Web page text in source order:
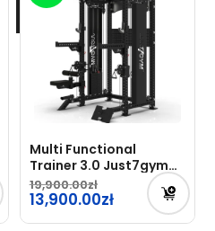
9,900.00zł.
Multi Functional
Trainer 3.0 Just7gym
Professional
19,900.00
Pierwotna
cena
13,900.00
Aktualna